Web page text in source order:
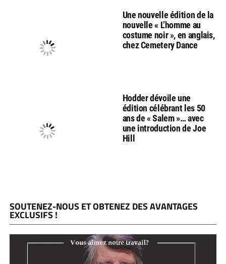
Une nouvelle édition de la
nouvelle « L’homme au
costume noir », en anglais,
chez Cemetery Dance
Hodder dévoile une
édition célébrant les 50
ans de « Salem »… avec
une introduction de Joe
Hill
SOUTENEZ-NOUS ET OBTENEZ DES AVANTAGES
EXCLUSIFS !